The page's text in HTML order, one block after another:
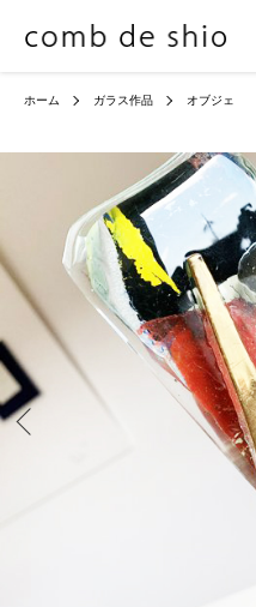
ホーム ガラス作品 オブジェ